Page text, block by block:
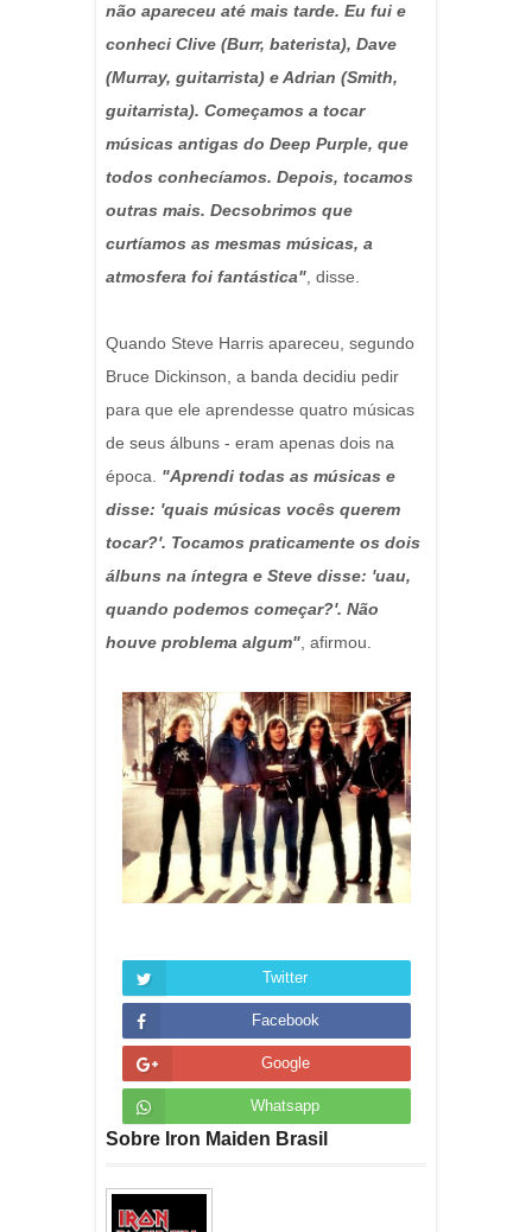
não apareceu até mais tarde. Eu fui e
conheci Clive (Burr, baterista), Dave
(Murray, guitarrista) e Adrian (Smith,
guitarrista). Começamos a tocar
músicas antigas do Deep Purple, que
todos conhecíamos. Depois, tocamos
outras mais. Decsobrimos que
curtíamos as mesmas músicas, a
atmosfera foi fantástica" , disse.
Quando Steve Harris apareceu, segundo
Bruce Dickinson, a banda decidiu pedir
para que ele aprendesse quatro músicas
de seus álbuns - eram apenas dois na
época. "Aprendi todas as músicas e
disse: 'quais músicas vocês querem
tocar?'. Tocamos praticamente os dois
álbuns na íntegra e Steve disse: 'uau,
quando podemos começar?'. Não
houve problema algum" , afirmou.
Twitter
Facebook
Google
Whatsapp
Sobre Iron Maiden Brasil